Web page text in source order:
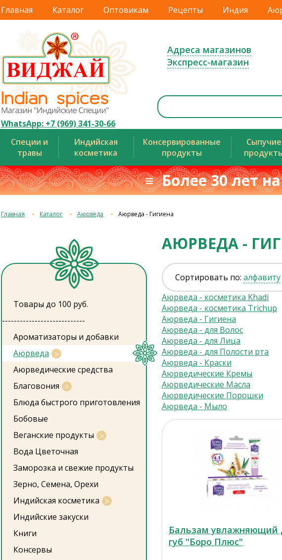
Главная Каталог Оптовикам Рецепты Индия
WhatsApp: +7 (969) 341-30-66
Адреса магазинов
Экспресс-магазин
Специи и
травы
Индийская
косметика
Консервированные
продукты
Сыпучие
≡ Более 30 лет
Главная Каталог Аюрведа Аюрведа - Гигиена
Товары до 100 руб.
----------------------------
Ароматизаторы и добавки
Аюрведа
Аюрведические средства
Благовония
Блюда быстрого приготовления
Бобовые
Веганские продукты
Вода Цветочная
Заморозка и свежие продукты
Зерно, Семена, Орехи
Индийская косметика
Индийские закуски
Книги
Консервы
АЮРВЕДА -
Сортировать по: алфавиту
Аюрведа - косметика Khadi
Аюрведа - косметика Trichup
Аюрведа - Гигиена
Аюрведа - для Волос
Аюрведа - для Лица
Аюрведа - для Полости рта
Аюрведа - Краски
Аюрведические Кремы
Аюрведические Масла
Аюрведические Порошки
Аюрведа - Мыло
Бальзам увлажняющий
губ "Боро Плюс"